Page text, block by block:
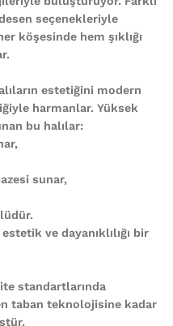
seçenekleriyle
köşesinde hem şıklığı
estetiğini modern
harmanlar. Yüksek
bu halılar:
sunar,
ve dayanıklılığı bir
standartlarında
taban teknolojisine kadar